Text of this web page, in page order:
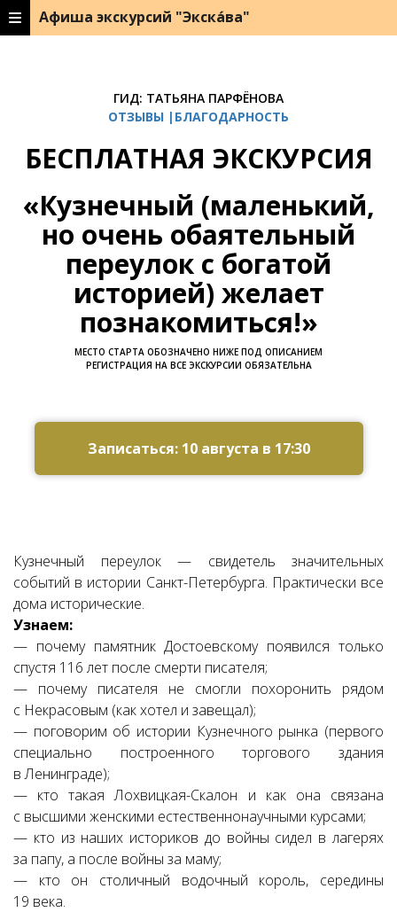
Афиша экскурсий "Экска́ва"
ГИД: ТАТЬЯНА ПАРФЁНОВА
ОТЗЫВЫ |БЛАГОДАРНОСТЬ
БЕСПЛАТНАЯ ЭКСКУРСИЯ
«Кузнечный (маленький,
но очень обаятельный
переулок с богатой
историей) желает
познакомиться!»
МЕСТО СТАРТА ОБОЗНАЧЕНО НИЖЕ ПОД ОПИСАНИЕМ
РЕГИСТРАЦИЯ НА ВСЕ ЭКСКУРСИИ ОБЯЗАТЕЛЬНА
Ссылка на это место страницы:#zapis
Записаться: 10 августа в 17:30
Кузнечный переулок — свидетель значительных
событий в истории Санкт-Петербурга. Практически все
дома исторические.
Узнаем:
— почему памятник Достоевскому появился только
спустя 116 лет после смерти писателя;
— почему писателя не смогли похоронить рядом
с Некрасовым (как хотел и завещал);
— поговорим об истории Кузнечного рынка (первого
специально построенного торгового здания
в Ленинграде);
— кто такая Лохвицкая-Скалон и как она связана
с высшими женскими естественнонаучными курсами;
— кто из наших историков до войны сидел в лагерях
за папу, а после войны за маму;
— кто он столичный водочный король, середины
19 века.